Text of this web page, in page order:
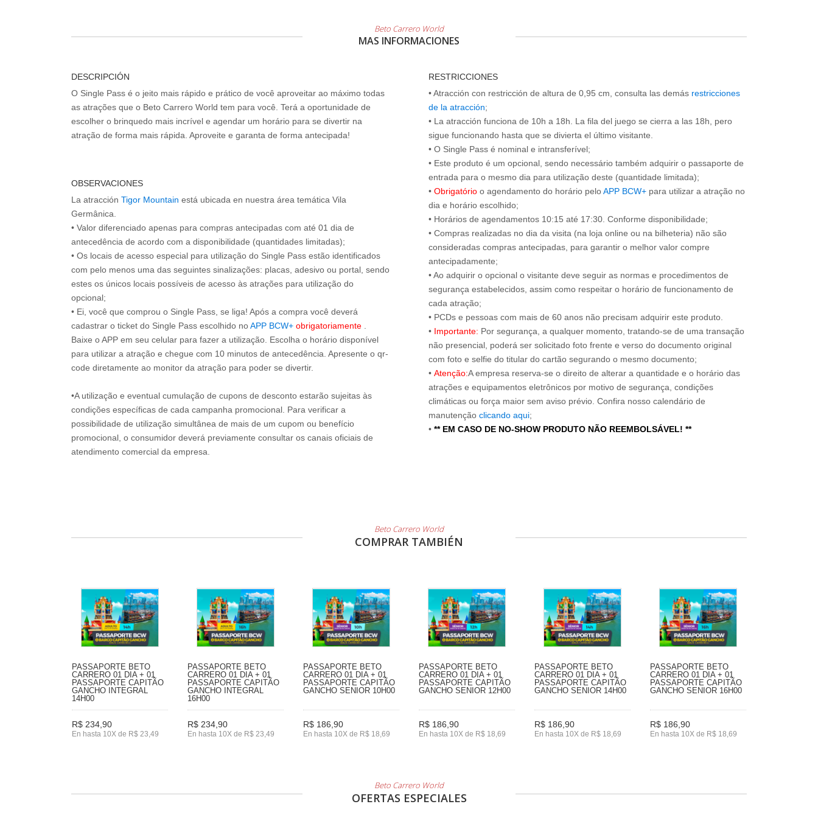
Beto Carrero World
MAS INFORMACIONES
DESCRIPCIÓN
O Single Pass é o jeito mais rápido e prático de você aproveitar ao máximo todas
as atrações que o Beto Carrero World tem para você. Terá a oportunidade de
escolher o brinquedo mais incrível e agendar um horário para se divertir na
atração de forma mais rápida. Aproveite e garanta de forma antecipada!
OBSERVACIONES
La atracción Tigor Mountain está ubicada en nuestra área temática Vila
Germânica.
• Valor diferenciado apenas para compras antecipadas com até 01 dia de
antecedência de acordo com a disponibilidade (quantidades limitadas);
• Os locais de acesso especial para utilização do Single Pass estão identificados
com pelo menos uma das seguintes sinalizações: placas, adesivo ou portal, sendo
estes os únicos locais possíveis de acesso às atrações para utilização do
opcional;
• Ei, você que comprou o Single Pass, se liga! Após a compra você deverá
cadastrar o ticket do Single Pass escolhido noAPP BCW+ obrigatoriamente
Baixe o APP em seu celular para fazer a utilização. Escolha o horário disponível
para utilizar a atração e chegue com 10 minutos de antecedência. Apresente o qr-
code diretamente ao monitor da atração para poder se divertir.
•A utilização e eventual cumulação de cupons de desconto estarão sujeitas às
condições específicas de cada campanha promocional. Para verificar a
possibilidade de utilização simultânea de mais de um cupom ou benefício
promocional, o consumidor deverá previamente consultar os canais oficiais de
atendimento comercial da empresa.
RESTRICCIONES
• Atracción con restricción de altura de 0,95 cm, consulta las demás restricciones
de la atracción;
• La atracción funciona de 10h a 18h. La fila del juego se cierra a las 18h, pero
sigue funcionando hasta que se divierta el último visitante.
• O Single Pass é nominal e intransferível;
• Este produto é um opcional, sendo necessário também adquirir o passaporte de
entrada para o mesmo dia para utilização deste (quantidade limitada);
• Obrigatório o agendamento do horário peloAPP BCW+ para utilizar a atração no
dia e horário escolhido;
• Horários de agendamentos 10:15 até 17:30. Conforme disponibilidade;
• Compras realizadas no dia da visita (na loja online ou na bilheteria) não são
consideradas compras antecipadas, para garantir o melhor valor compre
antecipadamente;
• Ao adquirir o opcional o visitante deve seguir as normas e procedimentos de
segurança estabelecidos, assim como respeitar o horário de funcionamento de
cada atração;
• PCDs e pessoas com mais de 60 anos não precisam adquirir este produto.
• Importante: Por segurança, a qualquer momento, tratando-se de uma transação
não presencial, poderá ser solicitado foto frente e verso do documento original
com foto e selfie do titular do cartão segurando o mesmo documento;
• Atenção:A empresa reserva-se o direito de alterar a quantidade e o horário das
atrações e equipamentos eletrônicos por motivo de segurança, condições
climáticas ou força maior sem aviso prévio. Confira nosso calendário de
manutenção clicando aqui;
• ** EM CASO DE NO-SHOW PRODUTO NÃO REEMBOLSÁVEL! **
Beto Carrero World
COMPRAR TAMBIÉN
PASSAPORTE BETO
CARRERO 01 DIA + 01
PASSAPORTE CAPITÃO
GANCHO INTEGRAL
14H00
R$ 234,90
En hasta 10X de R$ 23,49
PASSAPORTE BETO
CARRERO 01 DIA + 01
PASSAPORTE CAPITÃO
GANCHO INTEGRAL
16H00
R$ 234,90
En hasta 10X de R$ 23,49
PASSAPORTE BETO
CARRERO 01 DIA + 01
PASSAPORTE CAPITÃO
GANCHO SENIOR 10H00
R$ 186,90
En hasta 10X de R$ 18,69
PASSAPORTE BETO
CARRERO 01 DIA + 01
PASSAPORTE CAPITÃO
GANCHO SENIOR 12H00
R$ 186,90
En hasta 10X de R$ 18,69
PASSAPORTE BETO
CARRERO 01 DIA + 01
PASSAPORTE CAPITÃO
GANCHO SENIOR 14H00
R$ 186,90
En hasta 10X de R$ 18,69
PASSAPORTE BETO
CARRERO 01 DIA + 01
PASSAPORTE CAPITÃO
GANCHO SENIOR 16H00
R$ 186,90
En hasta 10X de R$ 18,69
Beto Carrero World
OFERTAS ESPECIALES